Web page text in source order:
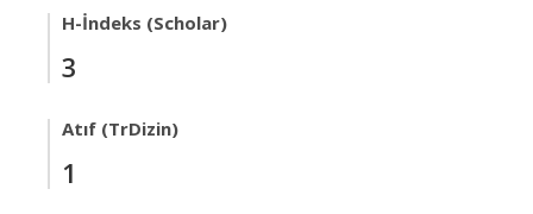
H-İndeks (Scholar)
3
Atıf (TrDizin)
1